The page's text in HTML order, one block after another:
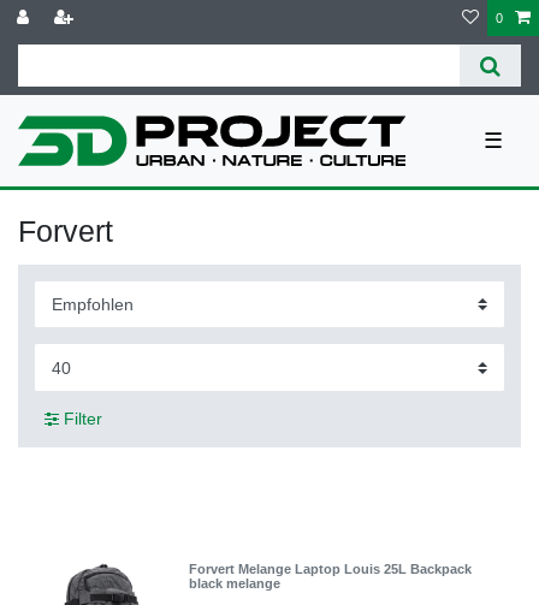
0
☰
Forvert
Filter
Forvert Melange Laptop Louis 25L Backpack
black melange